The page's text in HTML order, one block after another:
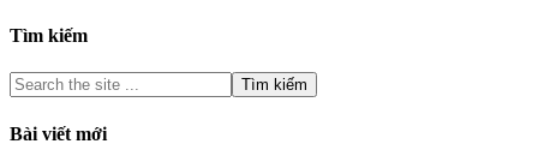
Tìm kiếm
Bài viết mới